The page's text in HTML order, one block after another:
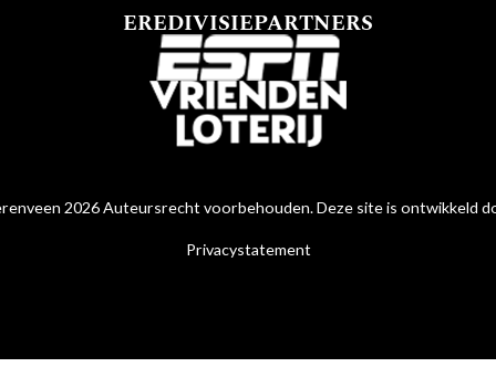
EREDIVISIEPARTNERS
2026 Auteursrecht voorbehouden. Deze site is ontwikkeld
Privacystatement